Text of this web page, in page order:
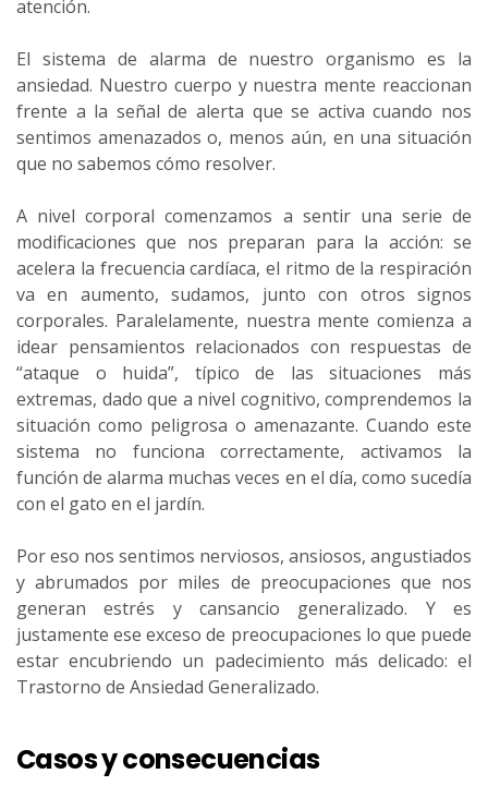
atención.
El sistema de alarma de nuestro organismo es la
ansiedad. Nuestro cuerpo y nuestra mente reaccionan
frente a la señal de alerta que se activa cuando nos
sentimos amenazados o, menos aún, en una situación
que no sabemos cómo resolver.
A nivel corporal comenzamos a sentir una serie de
modificaciones que nos preparan para la acción: se
acelera la frecuencia cardíaca, el ritmo de la respiración
va en aumento, sudamos, junto con otros signos
corporales. Paralelamente, nuestra mente comienza a
idear pensamientos relacionados con respuestas de
“ataque o huida”, típico de las situaciones más
extremas, dado que a nivel cognitivo, comprendemos la
situación como peligrosa o amenazante. Cuando este
sistema no funciona correctamente, activamos la
función de alarma muchas veces en el día, como sucedía
con el gato en el jardín.
Por eso nos sentimos nerviosos, ansiosos, angustiados
y abrumados por miles de preocupaciones que nos
generan estrés y cansancio generalizado. Y es
justamente ese exceso de preocupaciones lo que puede
estar encubriendo un padecimiento más delicado: el
Trastorno de Ansiedad Generalizado.
Casos y consecuencias